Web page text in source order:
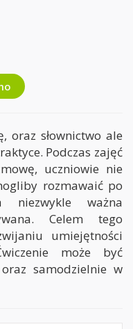
oraz słownictwo ale
Podczas zajęć
uczniowie nie
rozmawaić po
ważna
Celem tego
umiejętności
może być
samodzielnie w